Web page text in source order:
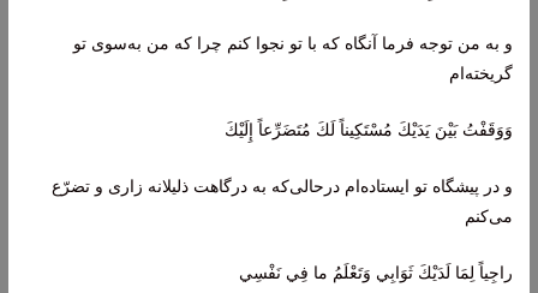
و به من توجه فرما آنگاه که با تو نجوا کنم چرا که من به‌سوی تو
گریخته‌ام
وَوَقَفْتُ بَيْنَ يَدَيْكَ مُسْتَكِيناً لَكَ مُتَضَرِّعاً إِلَيْكَ
و در پیشگاه تو ایستاده‌ام درحالی‌که به درگاهت ذلیلانه زاری و تضرّع
می‌کنم
راجِياً لِمَا لَدَيْكَ ثَوَابِي وَتَعْلَمُ ما فِي نَفْسِي